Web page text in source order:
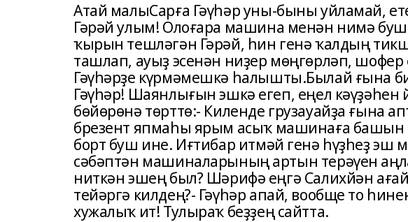
Атай малыСарға Гәүһәр уны-быны уйламай,
Гәрәй улым! Олоғара машина менән нимә
ҡырын тешләгән Гәрәй, һин генә ҡалдың
ташлап, ауыҙ эсенән ниҙер мөңгөрләп, шофер
Гәүһәрҙе күрмәмешкә һалышты.Былай ғына
Гәүһәр! Шаянлығын эшкә егеп, еңел кәүҙәһен
бөйөрөнә төрттө:- Киленде грузауайҙа ғына
брезент япмаһы ярым асыҡ машинаға башын
борт буш ине. Иғтибар итмәй генә һүҙһеҙ эш
сәбәптән машиналарының артын терәүен
ниткән эшең был? Шәрифә еңгә Салихйән
тейәргә килдең?- Гәүһәр апай, вообще то
хужалыҡ ит! Тулыраҡ беҙҙең сайтта.